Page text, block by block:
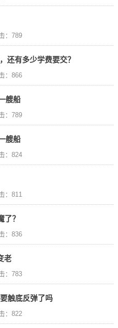
：789
还有多少学费要交？
：866
艘船
：789
艘船
：824
：811
？
：836
老
：783
触底反弹了吗
：822